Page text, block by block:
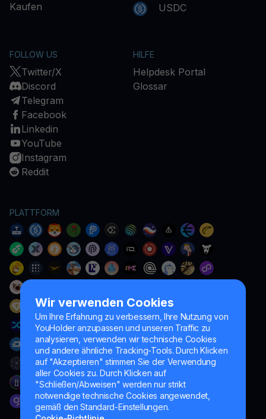
Wir verwenden Cookies
Um Ihre Erfahrung zu verbessern, Ihre Nutzung von
YouHolder anzupassen und unseren Traffic zu
analysieren, verwenden wir technische Cookies
und andere ähnliche Tracking-Tools. Durch Klicken
auf "Akzeptieren" stimmen Sie der Verwendung
aller Cookies zu. Durch Klicken auf
"Schließen/Abweisen" werden nur strikt
notwendige technische Cookies angewendet,
gemäß den Standard-Einstellungen.
Kaufen
USDC
FOLLOW US
Twitter/X
Discord
Telegram
Facebook
Linkedin
YouTube
Instagram
Reddit
HILFE
Helpdesk Portal
Glossar
PLATTFORM